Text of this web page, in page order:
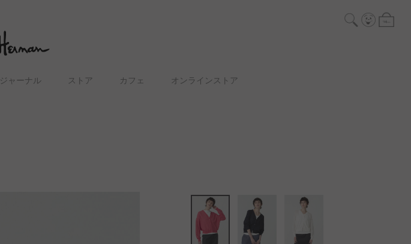
ジャーナル ストア カフェ オンラインストア